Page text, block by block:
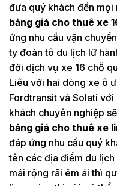
đưa quý khách đến
bảng giá cho thuê xe
ứng nhu cầu vận
ty đoàn tô du lịch lữ
đời dịch vụ xe 16 chỗ
Liêu với hai dòng xe ô
Fordtransit và Solati
khách chuyên nghiệp
bảng giá cho thuê xe
đáp ứng nhu cầu quý
tên các địa điểm du
mái rộng rãi êm ái thì